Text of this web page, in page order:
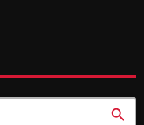
search